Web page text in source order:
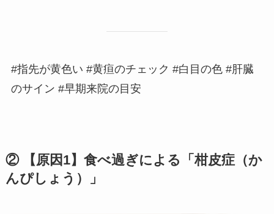
#指先が黄色い #黄疸のチェック #白目の色 #肝臓
のサイン #早期来院の目安
② 【原因1】食べ過ぎによる「柑皮症（か
んぴしょう）」